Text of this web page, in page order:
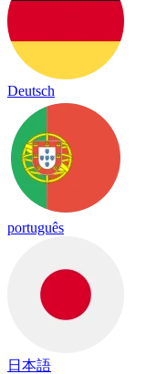
Deutsch
português
日本語